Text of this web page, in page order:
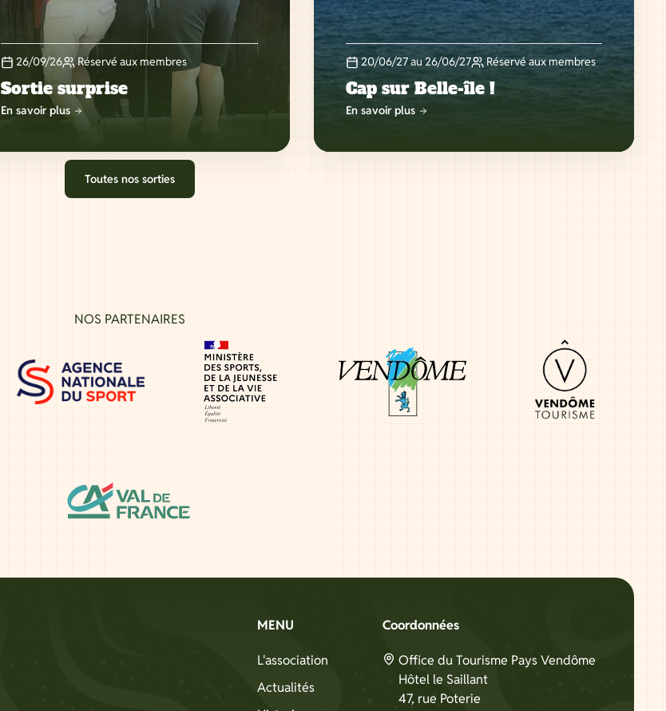
26/09/26 Réservé aux membres
Sortie surprise
En savoir plus
20/06/27 au 26/06/27 Réservé aux membres
Cap sur Belle-île !
En savoir plus
Toutes nos sorties
NOS PARTENAIRES
MENU
L'association
Actualités
Coordonnées
Office du Tourisme Pays Vendôme
Hôtel le Saillant
47, rue Poterie